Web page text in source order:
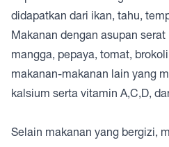
didapatkan dari ikan, tahu,
Makanan dengan asupan
mangga, pepaya, tomat,
makanan-makanan lain yang
kalsium serta vitamin A,C,D,
Selain makanan yang bergizi,